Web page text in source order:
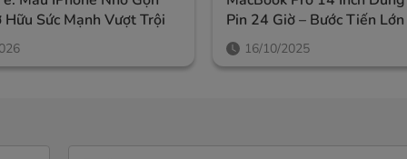
Hữu Sức Mạnh Vượt Trội
16/10/2025